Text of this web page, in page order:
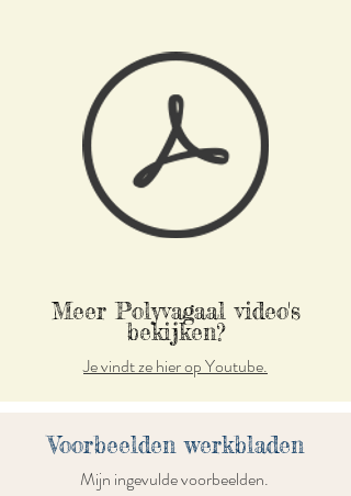
Meer Polyvagaal video's
bekijken?
Je vindt ze hier op Youtube.
Voorbeelden werkbladen
Mijn ingevulde voorbeelden.